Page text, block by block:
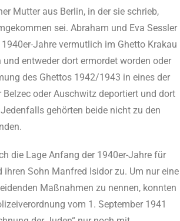
Mutter aus Berlin, in der sie schrieb,
sei. Abraham und Eva Sessler
Jahre vermutlich im Ghetto Krakau
und entweder dort ermordet worden oder
des Ghettos 1942/1943 in eines der
oder Auschwitz deportiert und dort
gehörten beide nicht zu den
die Lage Anfang der 1940er-Jahre für
ihren Sohn Manfred Isidor zu. Um nur eine
Maßnahmen zu nennen, konnten
vom 1. September 1941